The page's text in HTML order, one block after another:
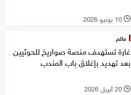
l 10 يونيو 2026
عالم
غارة تستهدف منصة صواريخ للحوثيين
بعد تهديد بإغلاق باب المندب
l 20 أبريل 2026